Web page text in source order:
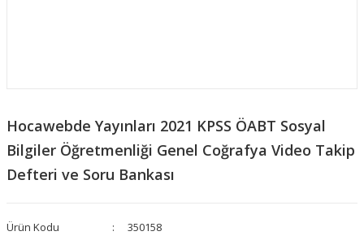
​Hocawebde Yayınları 2021 KPSS ÖABT Sosyal
Bilgiler Öğretmenliği Genel Coğrafya Video Takip
Defteri ve Soru Bankası
Ürün Kodu
350158